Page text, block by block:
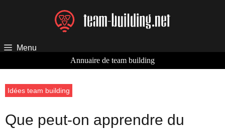
Menu
Annuaire de team building
Idées team building
Que peut-on apprendre du